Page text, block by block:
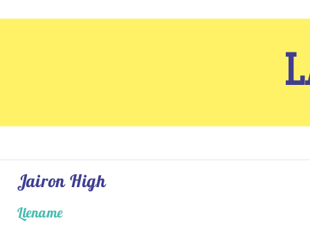
Jairon High
Llename